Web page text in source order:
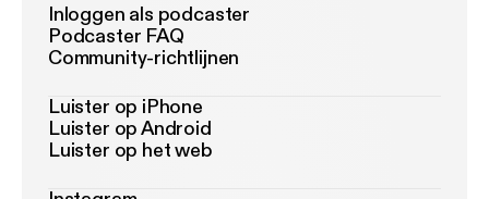
Inloggen als podcaster
Podcaster FAQ
Community-richtlijnen
Luister op iPhone
Luister op Android
Luister op het web